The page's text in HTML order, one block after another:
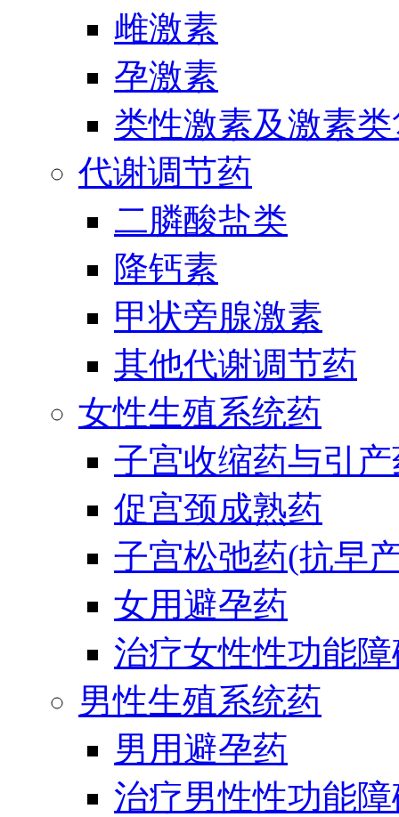
雌激素
孕激素
类性激素及激素
代谢调节药
二膦酸盐类
降钙素
甲状旁腺激素
其他代谢调节药
女性生殖系统药
子宫收缩药与引
促宫颈成熟药
子宫松弛药(抗早
女用避孕药
治疗女性性功能
男性生殖系统药
男用避孕药
治疗男性性功能